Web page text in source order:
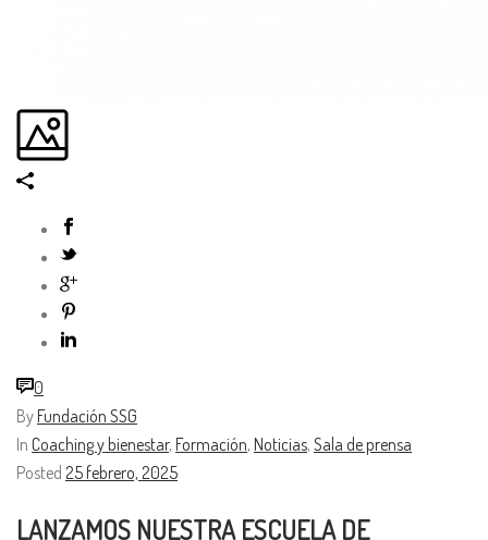
0
By Fundación SSG
In Coaching y bienestar, Formación, Noticias, Sala de prensa
Posted 25 febrero, 2025
LANZAMOS NUESTRA ESCUELA DE